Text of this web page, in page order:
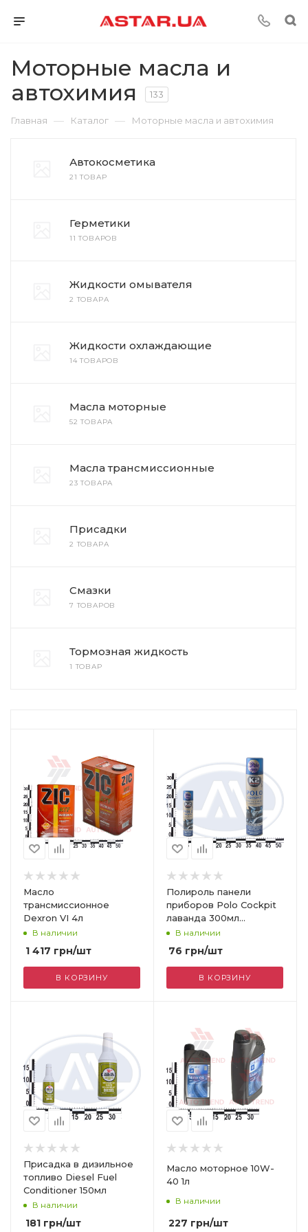
Моторные масла и
автохимия
133
Главная — Каталог — Моторные масла и автохимия
Автокосметика
21 ТОВАР
Герметики
11 ТОВАРОВ
Жидкости омывателя
2 ТОВАРА
Жидкости охлаждающие
14 ТОВАРОВ
Масла моторные
52 ТОВАРА
Масла трансмиссионные
23 ТОВАРА
Присадки
2 ТОВАРА
Смазки
7 ТОВАРОВ
Тормозная жидкость
1 ТОВАР
Масло
трансмиссионное
Dexron VI 4л
В наличии
1 417 грн/шт
В КОРЗИНУ
Полироль панели
приборов Polo Cockpit
лаванда 300мл
аэрозоль
В наличии
76 грн/шт
В КОРЗИНУ
Присадка в дизильное
топливо Diesel Fuel
Conditioner 150мл
В наличии
181 грн/шт
Масло моторное 10W-
40 1л
В наличии
227 грн/шт